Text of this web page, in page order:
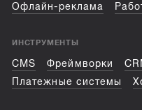
Офлайн-реклама
ИНСТРУМЕНТЫ
CMS Фреймворки
Платежные системы